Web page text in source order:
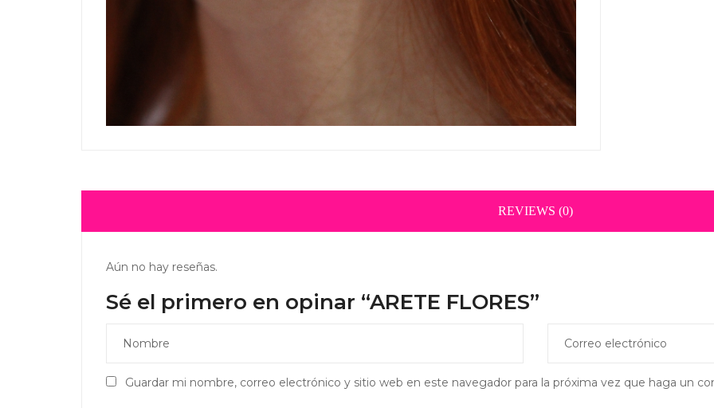
REVIEWS (0)
Aún no hay reseñas.
Sé el primero en opinar “ARETE FLORES”
Guardar mi nombre, correo electrónico y sitio web en este navegador para la próxima vez que haga un